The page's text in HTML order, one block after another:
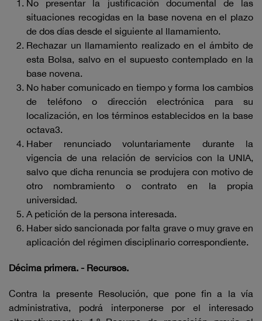
No presentar la justificación documental de las
situaciones recogidas en la base novena en el plazo
de dos días desde el siguiente al llamamiento.
Rechazar un llamamiento realizado en el ámbito de
esta Bolsa, salvo en el supuesto contemplado en la
base novena.
No haber comunicado en tiempo y forma los cambios
de teléfono o dirección electrónica para su
localización, en los términos establecidos en la base
octava3.
Haber renunciado voluntariamente durante la
vigencia de una relación de servicios con la UNIA,
salvo que dicha renuncia se produjera con motivo de
otro nombramiento o contrato en la propia
universidad.
A petición de la persona interesada.
Haber sido sancionada por falta grave o muy grave en
aplicación del régimen disciplinario correspondiente.
Décima primera. - Recursos.
Contra la presente Resolución, que pone fin a la vía
administrativa, podrá interponerse por el interesado